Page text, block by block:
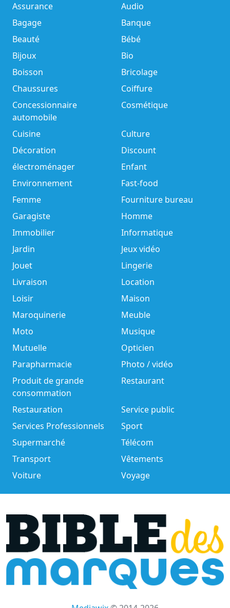
Assurance
Audio
Bagage
Banque
Beauté
Bébé
Bijoux
Bio
Boisson
Bricolage
Chaussures
Coiffure
Concessionnaire
automobile
Cosmétique
Cuisine
Culture
Décoration
Discount
électroménager
Enfant
Environnement
Fast-food
Femme
Fourniture bureau
Garagiste
Homme
Immobilier
Informatique
Jardin
Jeux vidéo
Jouet
Lingerie
Livraison
Location
Loisir
Maison
Maroquinerie
Meuble
Moto
Musique
Mutuelle
Opticien
Parapharmacie
Photo / vidéo
Produit de grande
consommation
Restaurant
Restauration
Service public
Services Professionnels
Sport
Supermarché
Télécom
Transport
Vêtements
Voiture
Voyage